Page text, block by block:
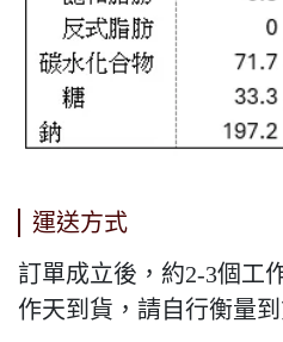
運送方式
訂單成立後，約2-3個工
作天到貨，請自行衡量